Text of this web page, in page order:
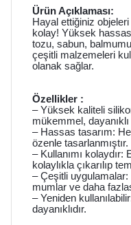
Ürün Açıklaması:
Hayal ettiğiniz
kolay! Yüksek
tozu, sabun,
çeşitli malzemeleri
olanak sağlar.
Özellikler :
– Yüksek kaliteli
mükemmel,
– Hassas tasarım:
özenle tasarlanmıştır.
– Kullanımı kolaydır:
kolaylıkla çıkarılıp
– Çeşitli uygulamalar:
mumlar ve daha
– Yeniden
dayanıklıdır.